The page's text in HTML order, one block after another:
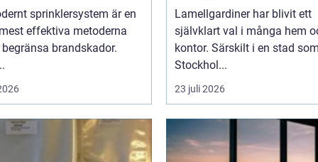
sprinklersystem är en
effektiva metoderna
brandskador.
Lamellgardiner har blivit ett
självklart val i många hem
kontor. Särskilt i en stad
Stockhol...
23 juli 2026